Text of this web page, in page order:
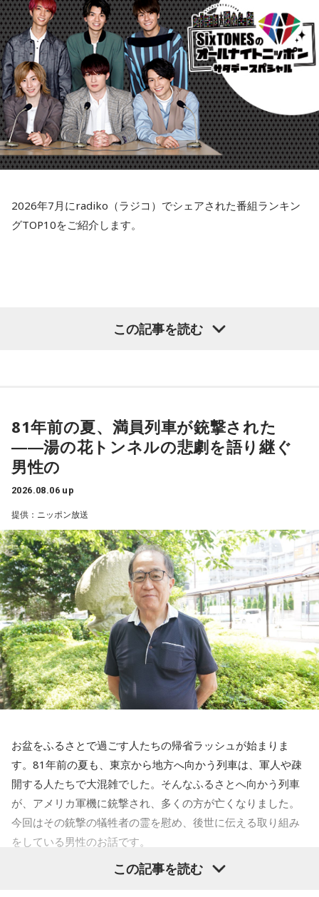
コーナーの感想もぜひ送ってくださいね〜お待ちしていま
す！
番組Xに、今日のMUSIC MATEの情報もポストしていますの
でぜひチェックしてください！
Instagramも毎週更新中！
こちらから
802 RADIO MASTERS「MUSIC MATE」来週もお楽しみ
に〜！
2026年7月にradiko（ラジコ）でシェアされた番組ランキン
グTOP10をご紹介します。
この記事を読む
81年前の夏、満員列車が銃撃された
――湯の花トンネルの悲劇を語り継ぐ
男性の
2026.08.06 up
提供：ニッポン放送
お盆をふるさとで過ごす人たちの帰省ラッシュが始まりま
す。81年前の夏も、東京から地方へ向かう列車は、軍人や疎
開する人たちで大混雑でした。そんなふるさとへ向かう列車
が、アメリカ軍機に銃撃され、多くの方が亡くなりました。
今回はその銃撃の犠牲者の霊を慰め、後世に伝える取り組み
をしている男性のお話です。
この記事を読む